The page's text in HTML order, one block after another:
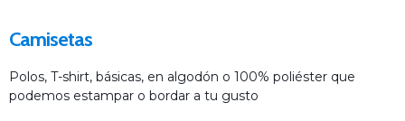
Camisetas
Polos, T-shirt, básicas, en algodón o 100% poliéster que
podemos estampar o bordar a tu gusto